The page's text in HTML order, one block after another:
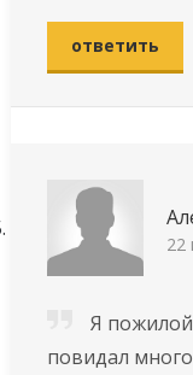
ответить
22
Я
повидал